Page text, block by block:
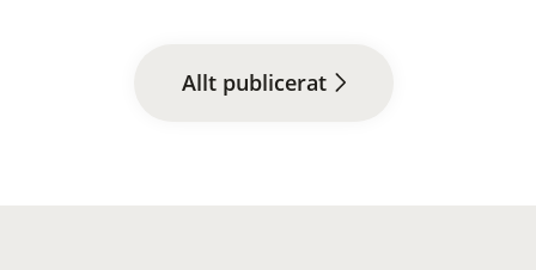
Allt publicerat